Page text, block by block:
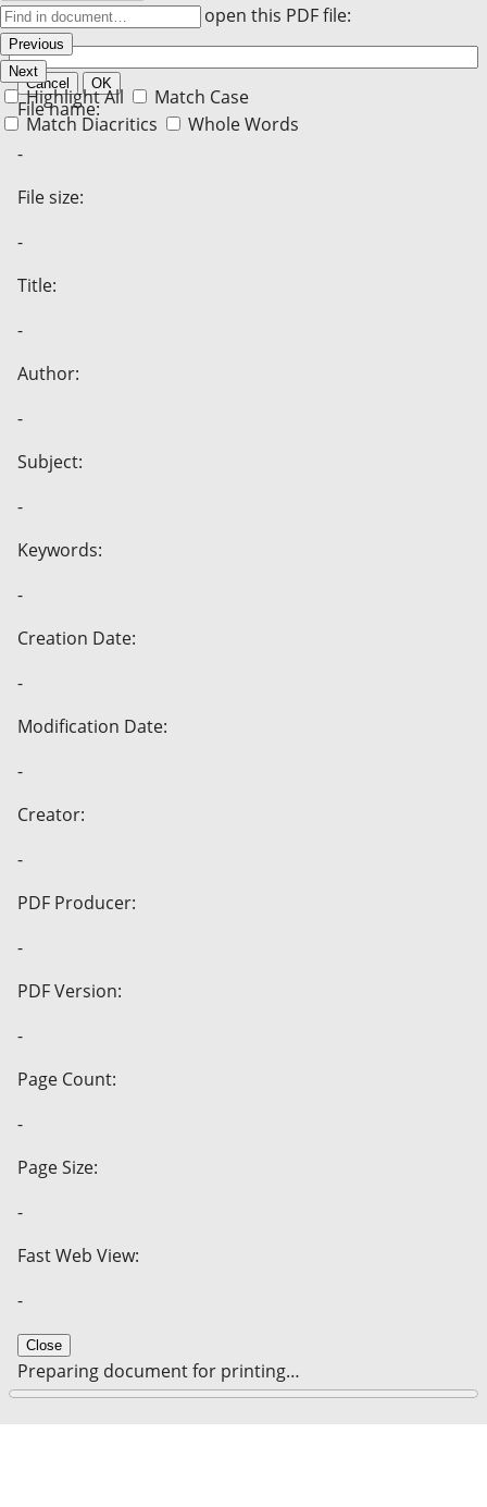
Previous
Next
Highlight All
Match Case
Match Diacritics
Whole Words
Enter the password to open this PDF file:
Cancel OK
File name:
-
File size:
-
Title:
-
Author:
-
Subject:
-
Keywords:
-
Creation Date:
-
Modification Date:
-
Creator:
-
PDF Producer:
-
PDF Version:
-
Page Count:
-
Page Size:
-
Fast Web View:
-
Close
Preparing document for printing…